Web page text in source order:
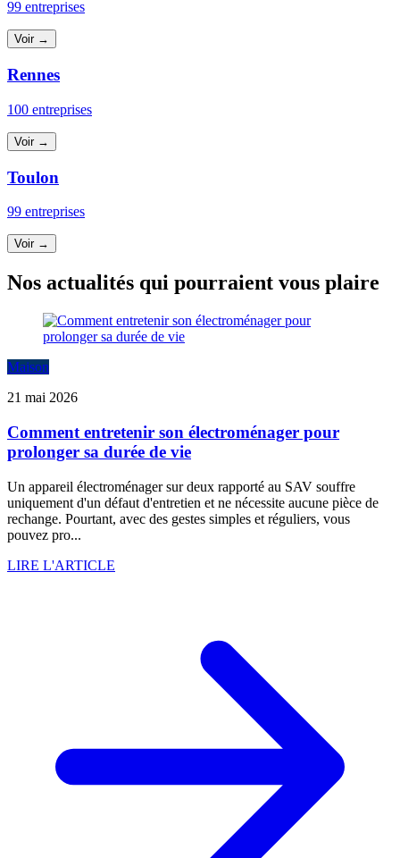
99 entreprises
Voir →
Rennes
100 entreprises
Voir →
Toulon
99 entreprises
Voir →
Nos actualités qui pourraient vous plaire
Maison
21 mai 2026
Comment entretenir son électroménager pour
prolonger sa durée de vie
Un appareil électroménager sur deux rapporté au SAV souffre
uniquement d'un défaut d'entretien et ne nécessite aucune pièce de
rechange. Pourtant, avec des gestes simples et réguliers, vous
pouvez pro...
LIRE L'ARTICLE